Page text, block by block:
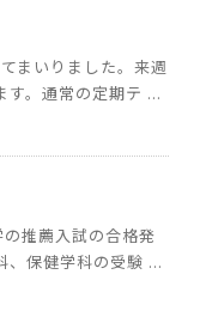
まいりました。来週
す。通常の定期テ ...
推薦入試の合格発
、保健学科の受験 ...